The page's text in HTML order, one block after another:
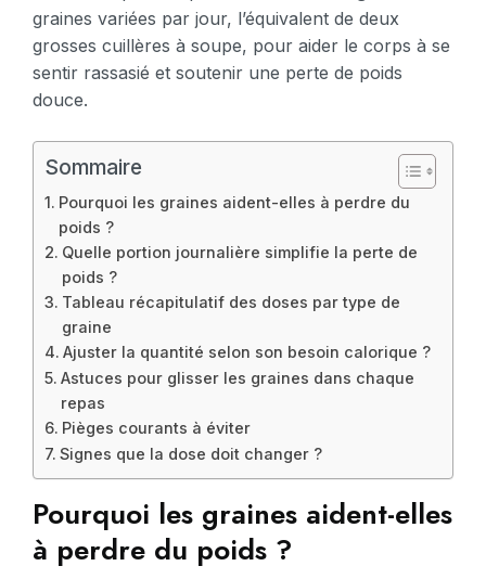
graines variées par jour, l’équivalent de deux
grosses cuillères à soupe, pour aider le corps à se
sentir rassasié et soutenir une perte de poids
douce.
Sommaire
Pourquoi les graines aident-elles à perdre du
poids ?
Quelle portion journalière simplifie la perte de
poids ?
Tableau récapitulatif des doses par type de
graine
Ajuster la quantité selon son besoin calorique ?
Astuces pour glisser les graines dans chaque
repas
Pièges courants à éviter
Signes que la dose doit changer ?
Pourquoi les graines aident-elles
à perdre du poids ?